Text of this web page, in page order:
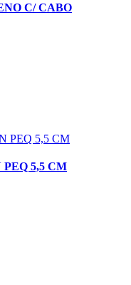
C/ CABO
PEQ 5,5 CM